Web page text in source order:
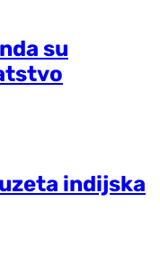
su
indijska